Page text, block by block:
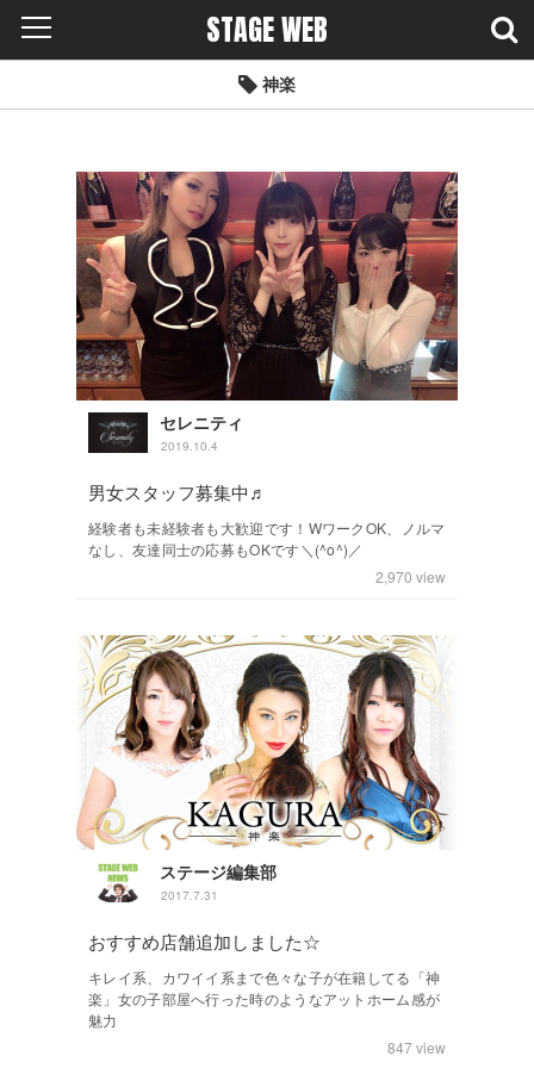
STAGE WEB
神楽
セレニティ
2019.10.4
男女スタッフ募集中♬
経験者も未経験者も大歓迎です！WワークOK、ノルマ
なし、友達同士の応募もOKです＼(^o^)／
2,970 view
ステージ編集部
2017.7.31
おすすめ店舗追加しました☆
キレイ系、カワイイ系まで色々な子が在籍してる「神
楽」女の子部屋へ行った時のようなアットホーム感が
魅力
847view